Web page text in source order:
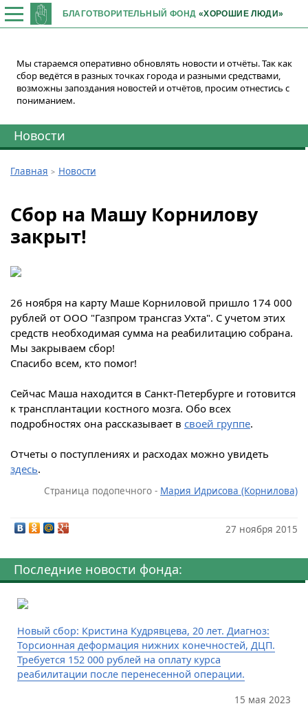
БЛАГОТВОРИТЕЛЬНЫЙ ФОНД «ХОРОШИЕ ЛЮДИ»
Мы стараемся оперативно обновлять новости и отчёты. Так как
сбор ведётся в разных точках города и разными средствами,
возможны запоздания новостей и отчётов, просим отнестись с
пониманием.
Новости
Главная Новости
Сбор на Машу Корнилову
закрыт!
26 ноября на карту Маше Корниловой пришло 174 000
рублей от ООО "Газпром трансгаз Ухта". С учетом этих
средств необходимая сумма на реабилитацию собрана.
Мы закрываем сбор!
Спасибо всем, кто помог!
Сейчас Маша находится в Санкт-Петербурге и готовится
к трансплантации костного мозга. Обо всех
подробностях она рассказывает в своей группе.
Отчеты о поступлениях и расходах можно увидеть
здесь.
Страница подопечного - Мария Идрисова (Корнилова)
27 ноября 2015
Последние новости фонда:
Новый сбор: Кристина Кудрявцева, 20 лет. Диагноз:
Торсионная деформация нижних конечностей, ДЦП.
Требуется 152 000 рублей на оплату курса
реабилитации после перенесенной операции.
15 мая 2023